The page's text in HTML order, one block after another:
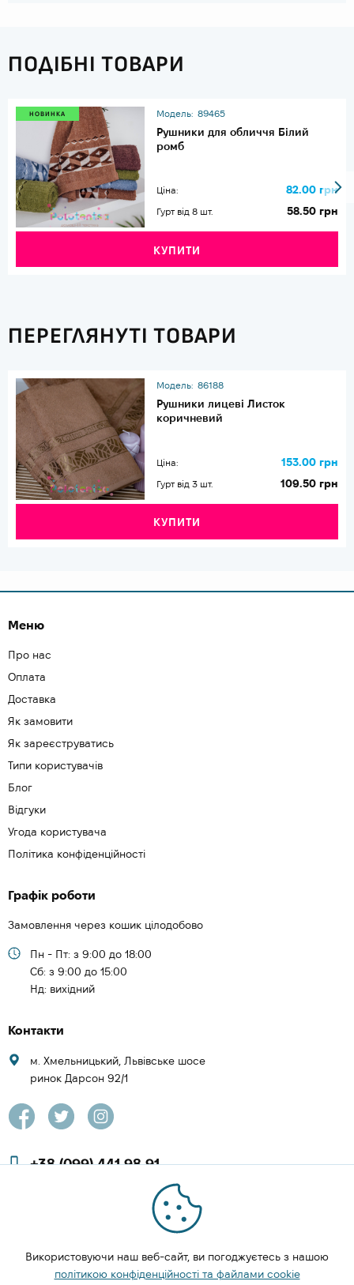
ПОДІБНІ ТОВАРИ
НОВИНКА Модель: 89465
Рушники для обличчя Білий
ромб
Ціна: 82.00 грн
Гурт від 8 шт. 58.50 грн
КУПИТИ
ПЕРЕГЛЯНУТІ ТОВАРИ
Модель: 86188
Рушники лицеві Листок
коричневий
Ціна: 153.00 грн
Гурт від 3 шт. 109.50 грн
КУПИТИ
Меню
Про нас
Оплата
Доставка
Як замовити
Як зареєструватись
Типи користувачів
Блог
Відгуки
Угода користувача
Політика конфіденційності
Графік роботи
Замовлення через кошик цілодобово
Пн - Пт: з 9:00 до 18:00
Cб: з 9:00 до 15:00
Нд: вихідний
Контакти
м. Хмельницький, Львівське шосе
ринок Дарсон 92/1
+38 (099) 441 98 91
+38 (097) 423 08 00
zachesa86@gmail.com
ЗАМОВИТИ ДЗВІНОК
Використовуючи наш веб-сайт, ви погоджуєтесь з нашою
політикою конфіденційності та файлами cookie